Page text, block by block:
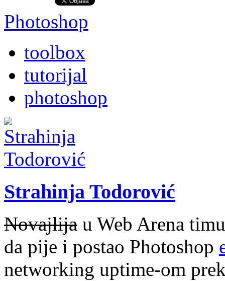
Photoshop
toolbox
tutorijal
photoshop
Strahinja Todorović
Novajlija u Web Arena
da pije i postao Photoshop
networking uptime-om